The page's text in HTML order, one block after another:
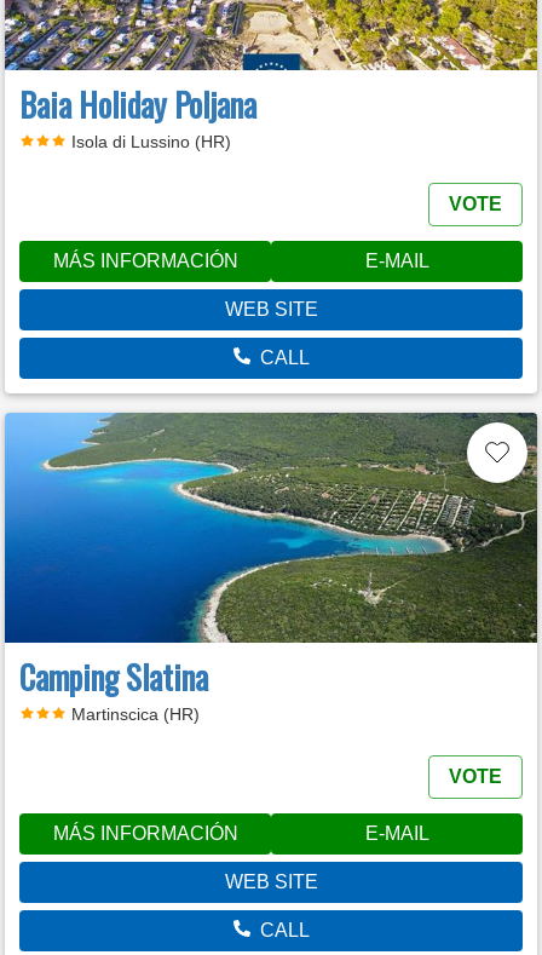
Baia Holiday Poljana
Isola di Lussino (HR)
VOTE
MÁS INFORMACIÓN E-MAIL
WEB SITE
CALL
Camping Slatina
Martinscica (HR)
VOTE
MÁS INFORMACIÓN E-MAIL
WEB SITE
CALL